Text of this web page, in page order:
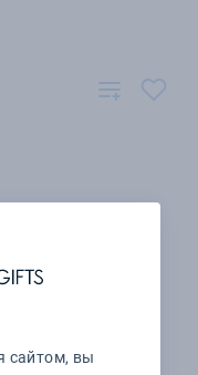
сайтом, вы